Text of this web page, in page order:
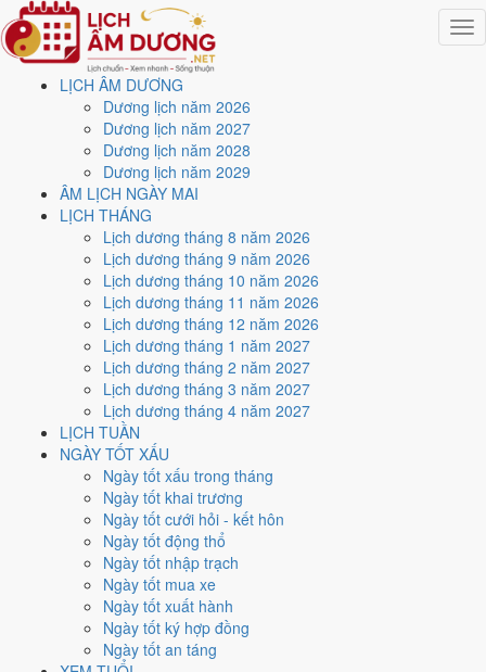
LỊCH ÂM DƯƠNG
Dương lịch năm 2026
Dương lịch năm 2027
Dương lịch năm 2028
Dương lịch năm 2029
ÂM LỊCH NGÀY MAI
LỊCH THÁNG
Lịch dương tháng 8 năm 2026
Lịch dương tháng 9 năm 2026
Lịch dương tháng 10 năm 2026
Lịch dương tháng 11 năm 2026
Lịch dương tháng 12 năm 2026
Lịch dương tháng 1 năm 2027
Lịch dương tháng 2 năm 2027
Lịch dương tháng 3 năm 2027
Lịch dương tháng 4 năm 2027
LỊCH TUẦN
NGÀY TỐT XẤU
Ngày tốt xấu trong tháng
Ngày tốt khai trương
Ngày tốt cưới hỏi - kết hôn
Ngày tốt động thổ
Ngày tốt nhập trạch
Ngày tốt mua xe
Ngày tốt xuất hành
Ngày tốt ký hợp đồng
Ngày tốt an táng
Trang chủ
Lịch năm 2021
Tháng 5/2021
Ngày 14/5/2021 (Nhâm Tuất)
Xem ngày14/5/2021
lịch - Ngày 3/4 âm lịch
(Nhâm Tuất) tốt hay xấu?
Ngày 14/5/2021 dương lịch (Thứ Sáu) là ngày 3/4/2021 âm lịch
Nhâm Tuất- Chi khắc Can, Trực Chấp, Sao Ngưu, nạp âm
Đại Hải Thủy. Tổng hòa, đây làNgày Bình Hòa
cho các việc quan trọng. Giờ Hoàng Đạo trong ngày:
Thìn, Tỵ, Thân, Dậu, Hợi
Ngày Dương
Tháng 5 năm 2021
Tháng 4 âm năm 2021
Tiết Lập Hạ
Canh Tý